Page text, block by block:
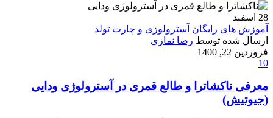
28 اسفند
آموزش های رایگان آسترولوژی و چارت تولد
ارسال شده توسط رضا نمازی
فروردین 22, 1400
10
معرفی ناکشاترا و طالع قمری در آسترولوژی ودایی
(جیوتیش)